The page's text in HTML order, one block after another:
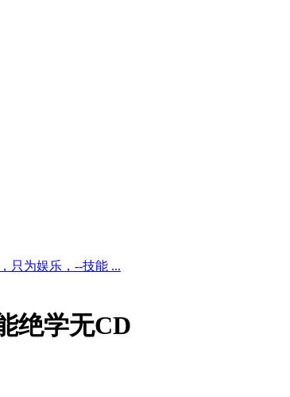
只为娱乐，--技能 ...
绝学无CD